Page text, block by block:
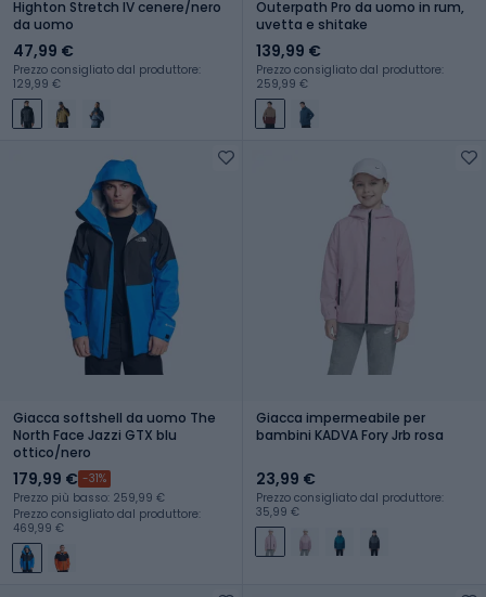
Highton Stretch IV cenere/nero
da uomo
47,99 €
Prezzo consigliato dal produttore:
129,99 €
Outerpath Pro da uomo in rum,
uvetta e shitake
139,99 €
Prezzo consigliato dal produttore:
259,99 €
Giacca softshell da uomo The
North Face Jazzi GTX blu
ottico/nero
179,99 € -31%
Prezzo più basso: 259,99 €
Prezzo consigliato dal produttore:
469,99 €
Giacca impermeabile per
bambini KADVA Fory Jrb rosa
23,99 €
Prezzo consigliato dal produttore:
35,99 €